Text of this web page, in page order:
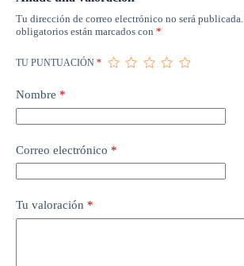
Tu dirección de correo electrónico no será publicada.
obligatorios están marcados con *
TU PUNTUACIÓN *
Nombre *
Correo electrónico *
Tu valoración *